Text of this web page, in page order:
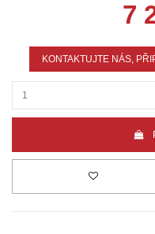
7
KONTAKTUJTE NÁS,